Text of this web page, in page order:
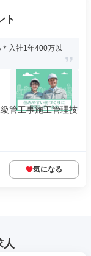
ト
入社1年400万以
管工事施工管理技
気になる
人